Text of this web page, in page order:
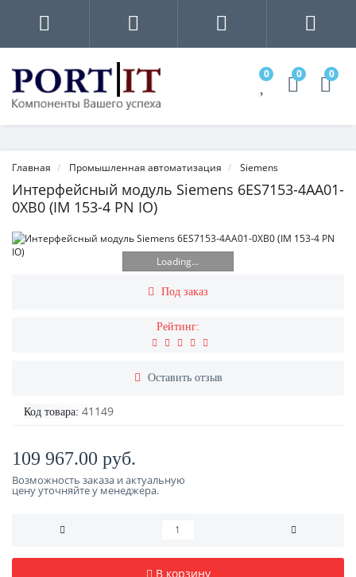
0 0 0
Главная Промышленная автоматизация Siemens
Интерфейсный модуль Siemens 6ES7153-4AA01-
0XB0 (IM 153-4 PN IO)
Loading...
Под заказ
Рейтинг:
Оставить отзыв
Код товара: 41149
109 967.00 руб.
Возможность заказа и актуальную
цену уточняйте у менеджера.
В корзину